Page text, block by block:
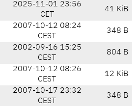
2025-11-01 23:56
CET
41 KiB
2007-10-12 08:24
CEST
348 B
2002-09-16 15:25
CEST
804 B
2007-10-12 08:26
CEST
12 KiB
2007-10-17 23:32
CEST
348 B